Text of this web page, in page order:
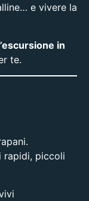
e vivere la
in
te.
rapidi, piccoli